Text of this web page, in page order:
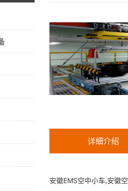
详细介绍
安徽EMS空中小车,安徽